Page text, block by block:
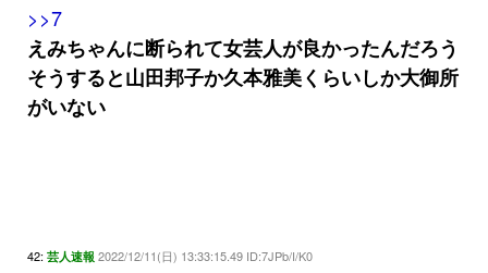
>>7
えみちゃんに断られて女芸人が良かったんだろう
そうすると山田邦子か久本雅美くらいしか大御所
がいない
42: 芸人速報 2022/12/11(日) 13:33:15.49 ID:7JPb/I/K0